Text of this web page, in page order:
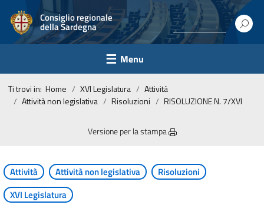
Consiglio regionale
della Sardegna
Menu
Ti trovi in: Home XVI Legislatura
Attività
Attività non legislativa
Risoluzioni RISOLUZIONE N. 7/XVI
Versione per la stampa
Attività Attività non legislativa
Risoluzioni
XVI Legislatura